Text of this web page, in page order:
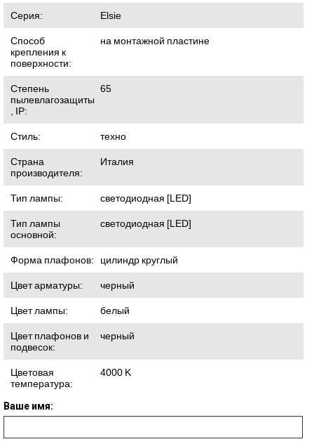
Серия: Elsie
Способ
крепления к
поверхности:
на монтажной пластине
Степень
пылевлагозащиты
, IP:
65
Стиль: техно
Страна
производителя:
Италия
Тип лампы: светодиодная [LED]
Тип лампы
основной:
светодиодная [LED]
Форма плафонов: цилиндр круглый
Цвет арматуры: черный
Цвет лампы: белый
Цвет плафонов и
подвесок:
черный
Цветовая
температура:
4000 K
Ваше имя: